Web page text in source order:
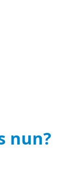
nun?